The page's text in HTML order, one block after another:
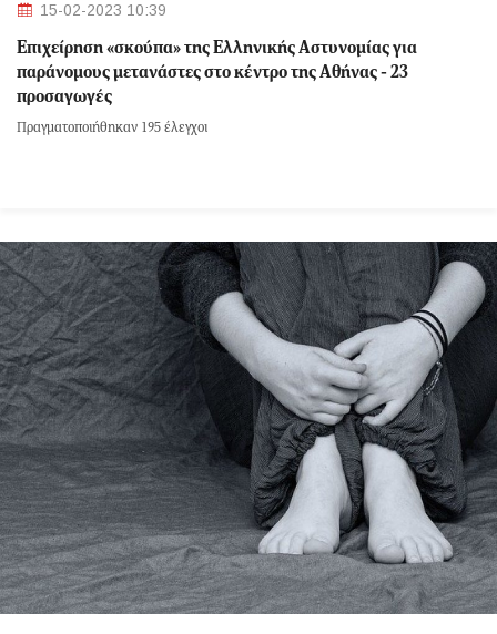
15-02-2023 10:39
Επιχείρηση «σκούπα» της Ελληνικής Αστυνομίας για
παράνομους μετανάστες στο κέντρο της Αθήνας - 23
προσαγωγές
Πραγματοποιήθηκαν 195 έλεγχοι